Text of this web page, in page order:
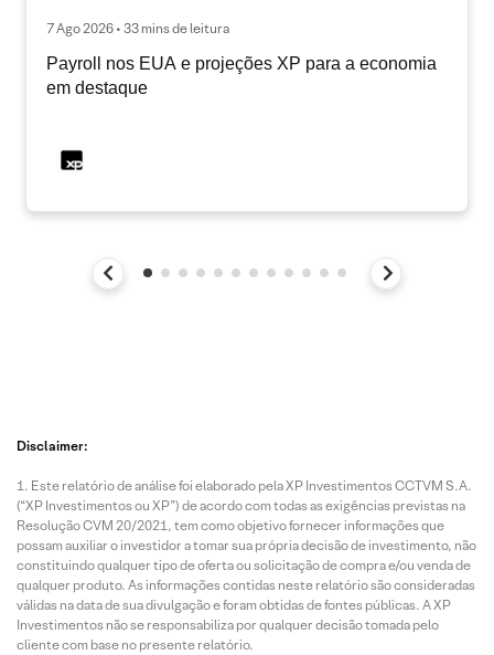
7 Ago 2026 • 33 mins de leitura
Payroll nos EUA e projeções XP para a economia
em destaque
Disclaimer:
Este relatório de análise foi elaborado pela XP Investimentos CCTVM S.A.
(“XP Investimentos ou XP”) de acordo com todas as exigências previstas na
Resolução CVM 20/2021, tem como objetivo fornecer informações que
possam auxiliar o investidor a tomar sua própria decisão de investimento, não
constituindo qualquer tipo de oferta ou solicitação de compra e/ou venda de
qualquer produto. As informações contidas neste relatório são consideradas
válidas na data de sua divulgação e foram obtidas de fontes públicas. A XP
Investimentos não se responsabiliza por qualquer decisão tomada pelo
cliente com base no presente relatório.